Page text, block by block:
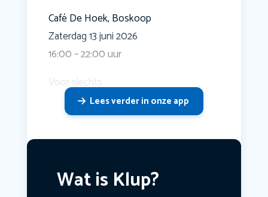
Café De Hoek, Boskoop
Zaterdag 13 juni 2026
16:00 – 22:00 uur
Voor slechts
Lees verder in onze app
Wat is Klup?